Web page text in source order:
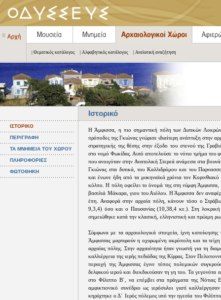
| Θεματικός κατάλογος | Αλφαβητικός κατάλογος | Αναλυτική αναζήτηση
Ιστορικό
ΙΣΤΟΡΙΚΟ
ΠΕΡΙΓΡΑΦΗ
ΤΑ ΜΝΗΜΕΙΑ ΤΟΥ ΧΩΡΟΥ
ΠΛΗΡΟΦΟΡΙΕΣ
ΦΩΤΟΘΗΚΗ
Η Άμφισσα, η πιο σημαντική πόλη των Δυτικών
πρόποδες της Γκιώνας γνώρισε ιδιαίτερη ανάπτυξη στην
στρατηγικής της θέσης στην έξοδο του στενού της
στο νομό Φωκίδας. Αυτό αποτελούσε το νότιο τμήμα του
που ανοιγόταν στην Ανατολική Στερεά ανάμεσα στα βουνά
Γκιώνας στα δυτικά, του Καλλιδρόμου και του
και ένωνε ήδη από τα μυκηναϊκά χρόνια τον
κόλπο. Η πόλη οφείλει το όνομά της στη νύμφη Άμφισσα,
βασιλιά Μάκαρα, γιου του Αιόλου. Η Άμφισσα δεν
έπη. Αναφορά στην αρχαία πόλη, κάνουν τόσο ο
9,3,4) όσο και ο Παυσανίας (10,38,4 κε.). Στη
σημειώθηκε κατά την κλασική, ελληνιστική και πρώιμη
Σύμφωνα με τα αρχαιολογικά στοιχεία, ίχνη
Άμφισσας μαρτυρούν η οχυρωμένη ακρόπολη και τα
αρχαίας πόλης. Στην αρχαιότητα ήταν γνωστή για τη
καλλιέργεια της ιερής πεδιάδας της Κίρρας. Στον
περιοχή της Άμφισσας έγινε τόπος πολεμικών
δελφικού ιερού και διεκδικούσαν τη γη του. Τα γεγονότα
στο Φίλιππο Β΄, να επέμβει στα πράγματα της
αμφικτιονικό συνέδριο ως ιερόσυλοι γιατί
κηρύχτηκε ο Δ΄ Ιερός πόλεμος υπό την ηγεσία του